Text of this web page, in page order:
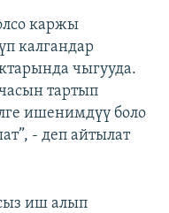
каржы
калгандар
чыгууда.
тартып
ишенимдүү боло
- деп айтылат
иш алып